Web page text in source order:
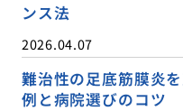
ンス法
2026.04.07
難治性の足底筋膜炎
例と病院選びのコツ